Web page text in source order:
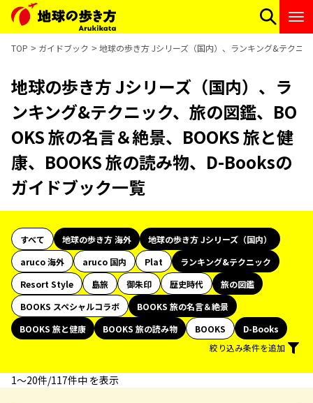
TOP ガイドブック 地球の歩き方 Jシリーズ（国内）、ランキング&テクニ
地球の歩き方 Jシリーズ（国内）、ラ
ンキング&テクニック、旅の図鑑、BO
OKS 旅の名言＆絶景、BOOKS 旅と健
康、BOOKS 旅の読み物、D-Booksの
ガイドブック一覧
すべて 地球の歩き方 海外
地球の歩き方 Jシリーズ（国内）
aruco 海外
aruco 国内 Plat
ランキング&テクニック
Resort Style
島旅 御朱印 歴史時代
旅の図鑑
BOOKS スペシャルコラボ
BOOKS 旅の名言＆絶景
BOOKS 旅と健康
BOOKS 旅の読み物 BOOKS
D-Books
絞り込み条件を追加
1〜20件/117件中 を表示